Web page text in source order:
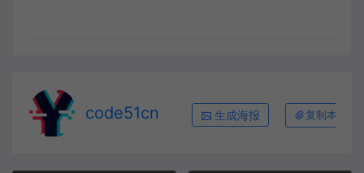
code51cn 生成海报 复制本文链